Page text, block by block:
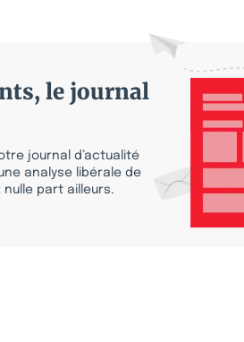
le journal
journal d’actualité
analyse libérale de
nulle part ailleurs.